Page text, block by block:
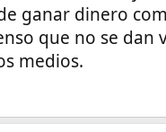
ganar dinero
que no se dan
medios.